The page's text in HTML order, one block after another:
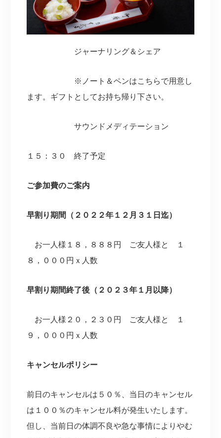
ジャーナリング＆シェア
※ノート＆ペンはこちらで用意し
ます。ギフトとしてお持ち帰り下さい。
サウンドメディテーション
１５：３０ 終了予定
ご参加費のご案内
早割り期間（２０２２年１２月３１日迄）
お一人様１８，８８８円 ご友人様と １
８，０００円ｘ人数
早割り期間終了後（２０２３年１月以降）
お一人様２０，２３０円 ご友人様と １
９，０００円ｘ人数
キャンセルポリシー
前日のキャンセルは５０％、当日のキャンセル
は１００％のキャンセル料が発生いたします。
但し、当前日の体調不良や急な事情によりやむ